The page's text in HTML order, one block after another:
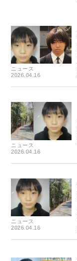
ニュース
2026.04.16
ニュース
2026.04.16
ニュース
2026.04.16